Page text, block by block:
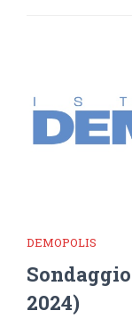
DEMOPOLIS
2024)